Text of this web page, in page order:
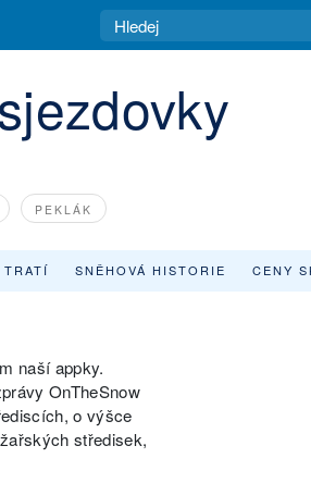
PEKLÁK
TRATÍ SNĚHOVÁ HISTORIE CENY
naší appky.
OnTheSnow
o výšce
středisek,